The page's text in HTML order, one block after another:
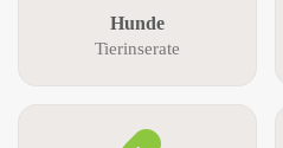
Hunde
Tierinserate